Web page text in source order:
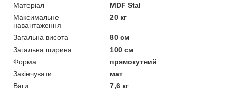
Матеріал
MDF Stal
Максимальне
навантаження
20 кг
Загальна висота
80 см
Загальна ширина
100 см
Форма
прямокутний
Закінчувати
мат
Ваги
7,6 кг